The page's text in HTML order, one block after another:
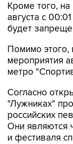
Кроме того, на
августа с
будет
Помимо этого,
мероприятия
метро
Согласно
"Лужниках"
российских
Они являются
и фестиваля